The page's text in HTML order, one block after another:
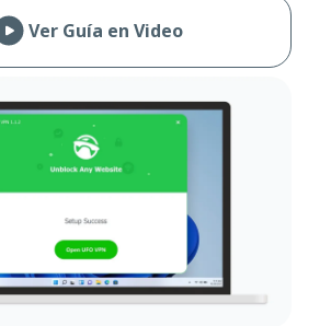
Ver Guía en Video